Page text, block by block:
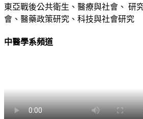
東亞戰後公共衛生、醫療與社會、 研
會、醫藥政策研究、科技與社會研究
中醫學系頻道